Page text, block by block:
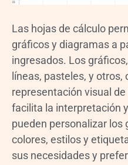
Las hojas de cálculo
gráficos y diagramas a
ingresados. Los
líneas, pasteles, y otros,
representación visual
facilita la interpretación
pueden personalizar los
colores, estilos y
sus necesidades y